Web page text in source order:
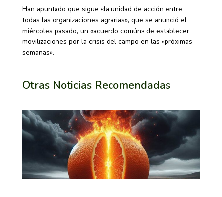
Han apuntado que sigue «la unidad de acción entre
todas las organizaciones agrarias», que se anunció el
miércoles pasado, un «acuerdo común» de establecer
movilizaciones por la crisis del campo en las «próximas
semanas».
Otras Noticias Recomendadas